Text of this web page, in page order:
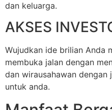
dan keluarga.
AKSES
Wujudkan ide brilian Anda
membuka jalan dengan
dan wirausahawan
untuk anda.